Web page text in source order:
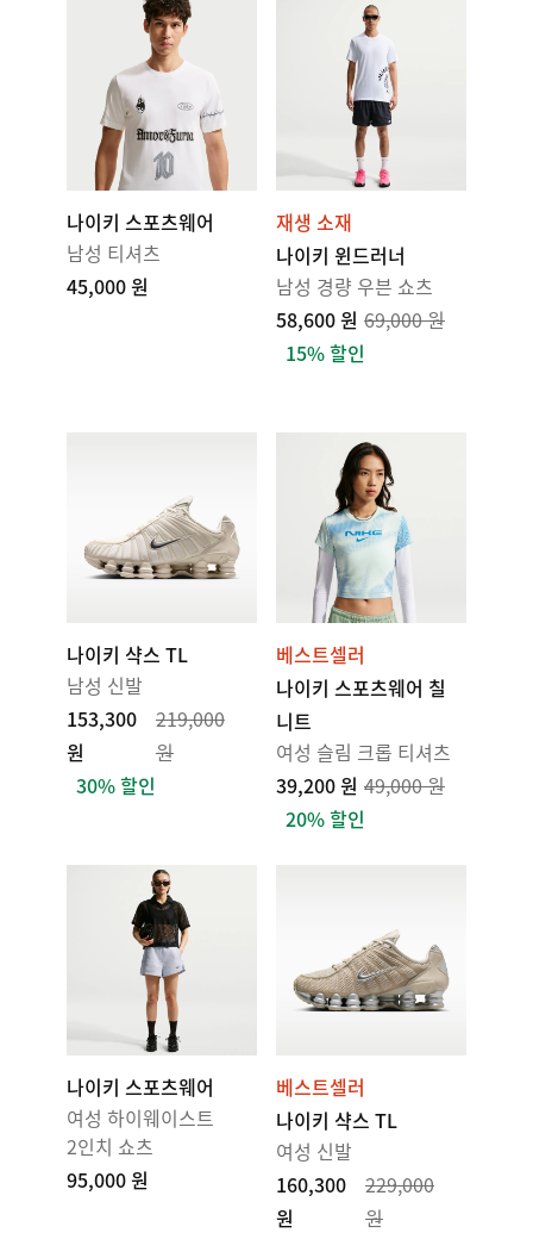
나이키 스포츠웨어
남성 티셔츠
45,000 원
재생 소재
나이키 윈드러너
남성 경량 우븐 쇼츠
58,600 원 69,000 원
15% 할인
나이키 샥스 TL
남성 신발
153,300
원
219,000
원
30% 할인
베스트셀러
나이키 스포츠웨어 칠
니트
여성 슬림 크롭 티셔츠
39,200 원 49,000 원
20% 할인
나이키 스포츠웨어
여성 하이웨이스트
2인치 쇼츠
95,000 원
베스트셀러
나이키 샥스 TL
여성 신발
160,300
원
229,000
원